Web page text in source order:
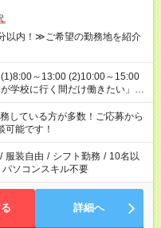
以内！≫ご希望の勤務地を紹介
い」 「午前中は働いて、午後
」 など、ご希望を教えてくださ
間。 合計で週40時間を超える
している方が多数！ご応募から
可能です！
/ 服装自由 / シフト勤務 / 10名以
パソコンスキル不要
詳細へ